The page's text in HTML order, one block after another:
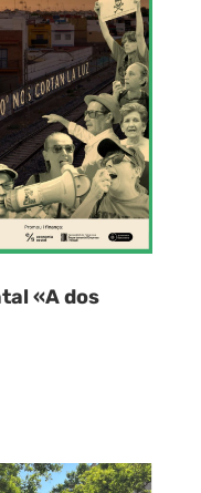
«A dos